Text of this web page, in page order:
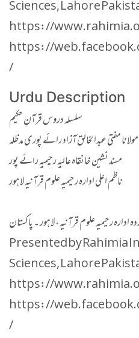
Sciences, Lahore
https://
https://
/
Urdu Description
سلسلہ دروس قرآنِ حکیم
مفتی عبدالخالق آزاد رائے پوری مدظلہ
مسند نشین خانقاہ عالیہ رحیمیہ رائے پور
ناظم اعلی ادارہ رحیمیہ علوم قرآنیہ لاہور
ادارہ رحیمیہ علوم قرآنیہ ، لاہور ۔ پاکستان
Presented by Rahimia
Sciences, Lahore
https://
https://
/